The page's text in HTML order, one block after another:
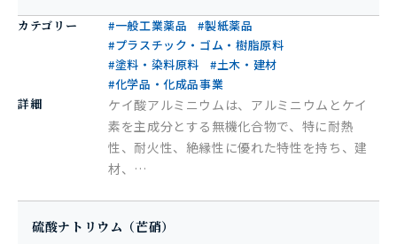
カテゴリー #一般工業薬品
#製紙薬品
#プラスチック・ゴム・樹脂原料
#塗料・染料原料
#土木・建材
#化学品・化成品事業
詳細
ケイ酸アルミニウムは、アルミニウムとケイ
素を主成分とする無機化合物で、特に耐熱
性、耐火性、絶縁性に優れた特性を持ち、建
材、…
硫酸ナトリウム（芒硝）